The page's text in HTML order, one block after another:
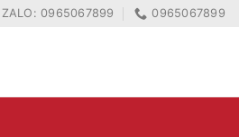
ZALO: 0965067899 0965067899